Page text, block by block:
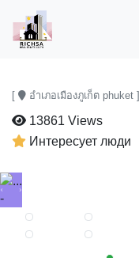
[ อำเภอเมืองภูเก็ต phuket ]
13861 Views
Интересует люди
Previous